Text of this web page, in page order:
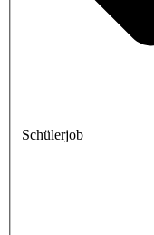
Schülerjob